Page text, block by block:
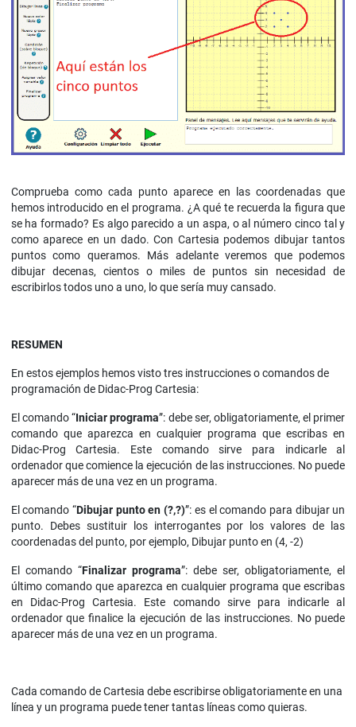
Comprueba como cada punto aparece en las coordenadas que
hemos introducido en el programa. ¿A qué te recuerda la figura que
se ha formado? Es algo parecido a un aspa, o al número cinco tal y
como aparece en un dado. Con Cartesia podemos dibujar tantos
puntos como queramos. Más adelante veremos que podemos
dibujar decenas, cientos o miles de puntos sin necesidad de
escribirlos todos uno a uno, lo que sería muy cansado.
RESUMEN
En estos ejemplos hemos visto tres instrucciones o comandos de
programación de Didac-Prog Cartesia:
El comando “Iniciar programa”: debe ser, obligatoriamente, el primer
comando que aparezca en cualquier programa que escribas en
Didac-Prog Cartesia. Este comando sirve para indicarle al
ordenador que comience la ejecución de las instrucciones. No puede
aparecer más de una vez en un programa.
El comando “Dibujar punto en (?,?)”: es el comando para dibujar un
punto. Debes sustituir los interrogantes por los valores de las
coordenadas del punto, por ejemplo, Dibujar punto en (4, -2)
El comando “Finalizar programa”: debe ser, obligatoriamente, el
último comando que aparezca en cualquier programa que escribas
en Didac-Prog Cartesia. Este comando sirve para indicarle al
ordenador que finalice la ejecución de las instrucciones. No puede
aparecer más de una vez en un programa.
Cada comando de Cartesia debe escribirse obligatoriamente en una
línea y un programa puede tener tantas líneas como quieras.